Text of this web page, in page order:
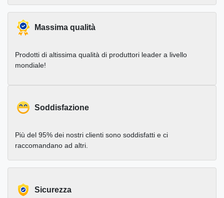
Massima qualità
Prodotti di altissima qualità di produttori leader a livello
mondiale!
Soddisfazione
Più del 95% dei nostri clienti sono soddisfatti e ci
raccomandano ad altri.
Sicurezza